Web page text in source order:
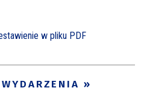
w pliku PDF